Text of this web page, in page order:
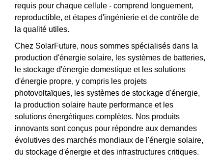
requis pour chaque cellule - comprend longuement,
reproductible, et étapes d'ingénierie et de contrôle de
la qualité utiles.
Chez SolarFuture, nous sommes spécialisés dans la
production d'énergie solaire, les systèmes de batteries,
le stockage d'énergie domestique et les solutions
d'énergie propre, y compris les projets
photovoltaïques, les systèmes de stockage d'énergie,
la production solaire haute performance et les
solutions énergétiques complètes. Nos produits
innovants sont conçus pour répondre aux demandes
évolutives des marchés mondiaux de l'énergie solaire,
du stockage d'énergie et des infrastructures critiques.